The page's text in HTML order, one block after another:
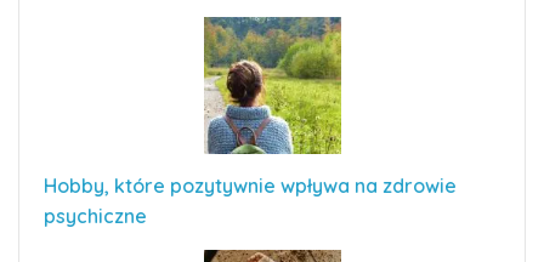
Hobby, które pozytywnie wpływa na zdrowie
psychiczne